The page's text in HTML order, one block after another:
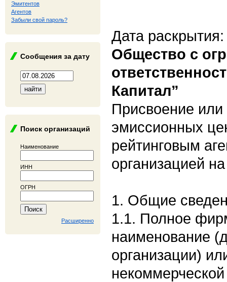
Эмитентов
Агентов
Забыли свой пароль?
Сообщения за дату
Поиск организаций
Наименование
ИНН
ОГРН
Расширенно
Дата
Общество с
Капитал”
Присвоение или
эмиссионных
рейтинговым
организацией
1. Общие
1.1. Полное
наименование
организации)